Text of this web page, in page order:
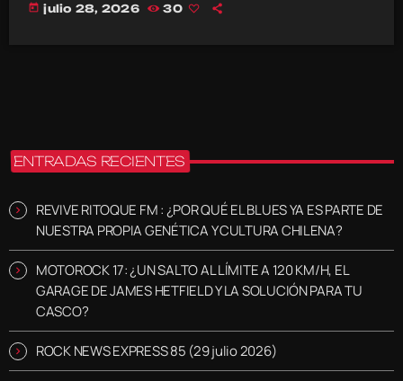
today julio 28, 2026 30
ENTRADAS RECIENTES
REVIVE RITOQUE FM : ¿POR QUÉ EL BLUES YA ES PARTE DE
NUESTRA PROPIA GENÉTICA Y CULTURA CHILENA?
MOTOROCK 17: ¿UN SALTO AL LÍMITE A 120 KM/H, EL
GARAGE DE JAMES HETFIELD Y LA SOLUCIÓN PARA TU
CASCO?
ROCK NEWS EXPRESS 85 (29 julio 2026)